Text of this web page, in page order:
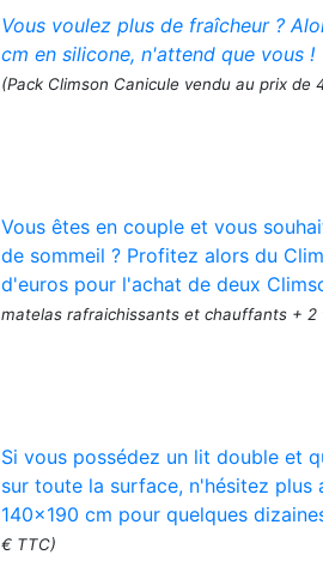
Vous voulez plus de fraîcheur ?
cm en silicone, n'attend que vous !
(Pack Climson Canicule vendu au prix de
Vous êtes en couple et vous
de sommeil ? Profitez alors du
d'euros pour l'achat de deux
matelas rafraichissants et chauffants + 2
Si vous possédez un lit double et
sur toute la surface, n'hésitez plus
140x190 cm pour quelques
€ TTC)